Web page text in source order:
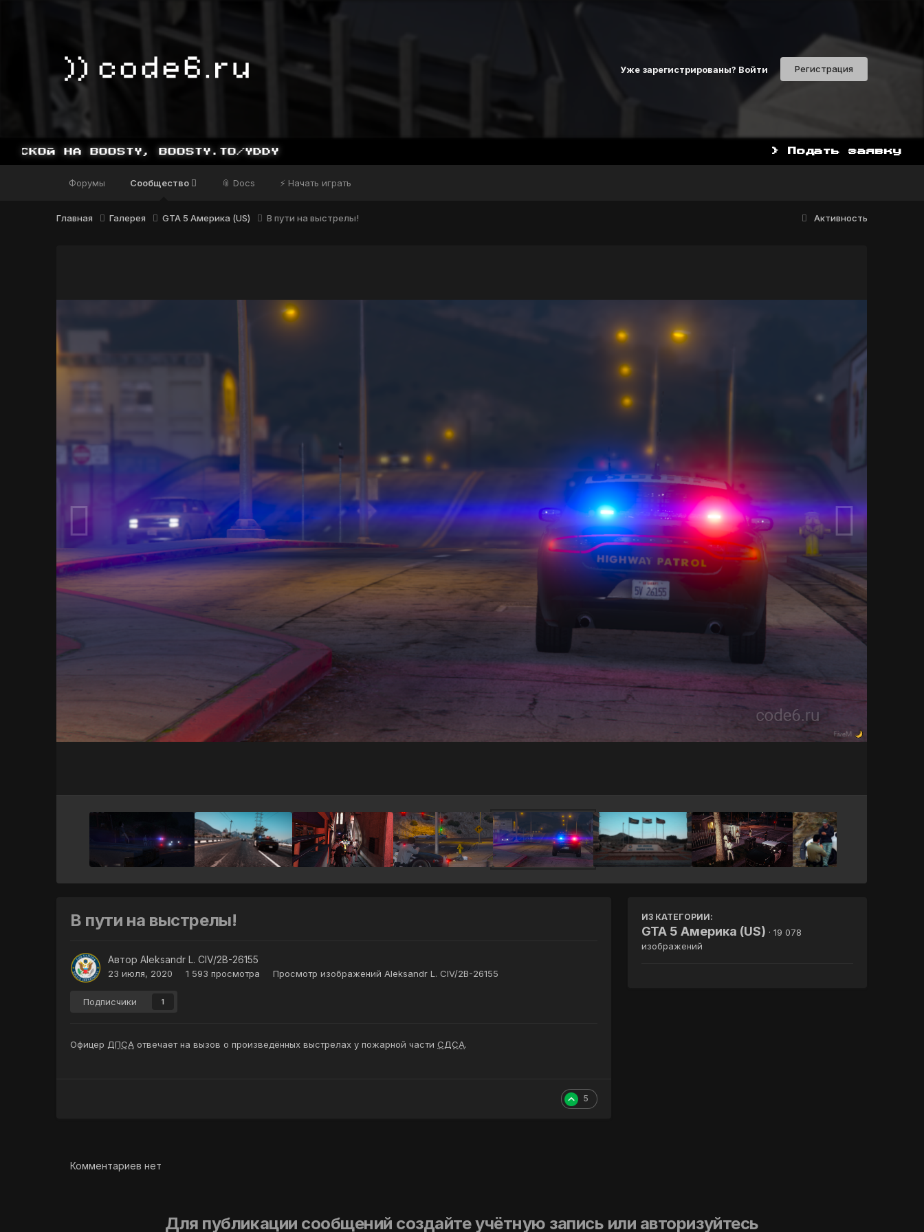
Уже зарегистрированы? Войти Регистрация
НАЧАТЬ ИГРАТЬ СЕЙЧАС
> Подать заявку
Форумы Сообщество 📎 Docs ⚡ Начать играть
Активность
Главная Галерея GTA 5 Америка (US) В пути на выстрелы!
В пути на выстрелы!
АвторAleksandr L. CIV/2B-26155
23 июля, 2020 1 593 просмотра Просмотр изображений Aleksandr L. CIV/2B-26155
Подписчики 1
Офицер ДПСА отвечает на вызов о произведённых выстрелах у пожарной части СДСА.
5
ИЗ КАТЕГОРИИ:
GTA 5 Америка (US) · 19 078
изображений
Комментариев нет
Для публикации сообщений создайте учётную запись или авторизуйтесь